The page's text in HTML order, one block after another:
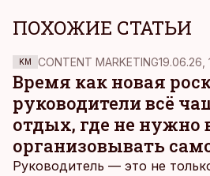
ПОХОЖИЕ СТАТЬИ
KM CONTENT MARKETING19.06.26,
Время как новая
руководители всё
отдых, где не нужно
организовывать
Руководитель — это не